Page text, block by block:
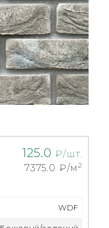
125.0 ₽/шт.
7375.0 ₽/м2
WDF